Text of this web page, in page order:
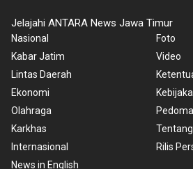
Jelajahi ANTARA News Jawa Timur
Nasional
Kabar Jatim
Lintas Daerah
Ekonomi
Olahraga
Karkhas
Internasional
News in English
Foto
Video
Rilis